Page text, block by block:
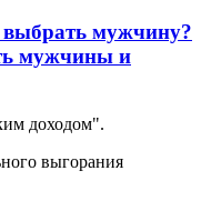
мужчину?
мужчины и
доходом".